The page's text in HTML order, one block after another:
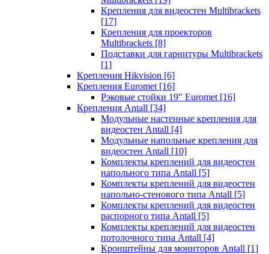
Крепления для видеостен Multibrackets
[17]
Крепления для проекторов
Multibrackets [8]
Подставки для гарнитуры Multibrackets
[1]
Крепления Hikvision [6]
Крепления Euromet [16]
Рэковые стойки 19" Euromet [16]
Крепления Antall [34]
Модульные настенные крепления для
видеостен Antall [4]
Модульные напольные крепления для
видеостен Antall [10]
Комплекты креплений для видеостен
напольного типа Antall [5]
Комплекты креплений для видеостен
напольно-стенового типа Antall [5]
Комплекты креплений для видеостен
распорного типа Antall [5]
Комплекты креплений для видеостен
потолочного типа Antall [4]
Кронштейны для мониторов Antall [1]